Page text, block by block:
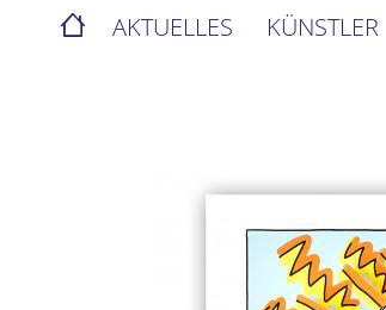
AKTUELLES KÜNSTLER